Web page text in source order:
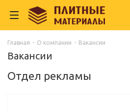
Главная - О компании - Вакансии
Вакансии
Отдел рекламы